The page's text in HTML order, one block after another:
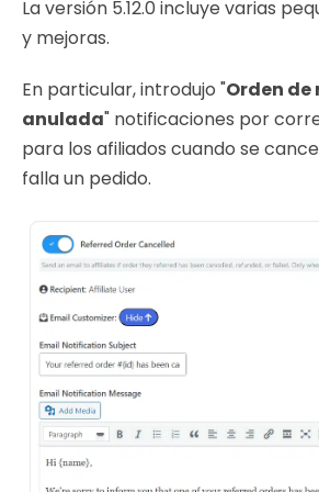
La versión 5.12.0 incluye varias
y mejoras.
En particular, introdujo "Orden de
anulada" notificaciones por
para los afiliados cuando se
falla un pedido.